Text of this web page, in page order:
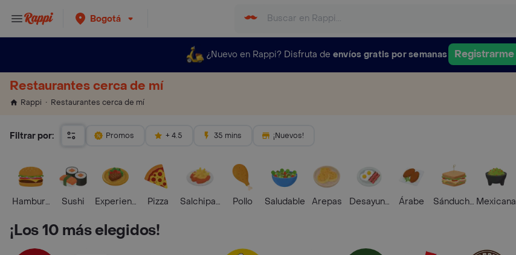
Bogotá
¿Nuevo en Rappi? Disfruta de envíos gratis por semanas Registrarme
Restaurantes cerca de mí
Rappi Restaurantes cerca de mí
Filtrar por: Promos + 4.5 35 mins ¡Nuevos!
HamburguesaSushi Experiencias Foodies
Pizza Salchipapas Pollo Saludable Arepas Desayunos Árabe SánduchesMexicana
¡Los 10 más elegidos!